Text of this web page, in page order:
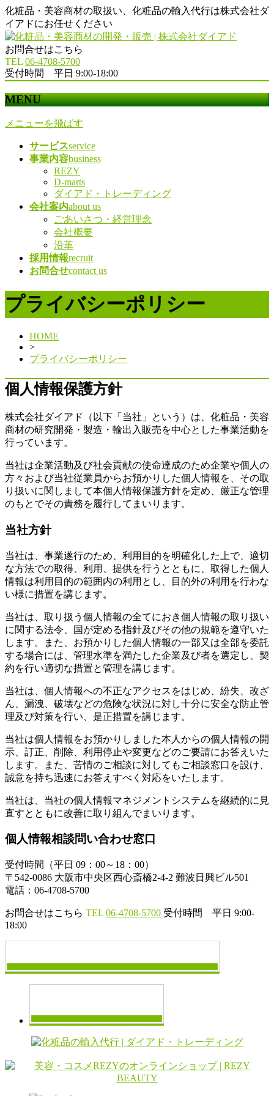
化粧品・美容商材の取扱い、化粧品の輸入代行は株式会社ダ
イアドにお任せください
お問合せはこちら
TEL 06-4708-5700
受付時間 平日 9:00-18:00
MENU
メニューを飛ばす
サービスservice
事業内容business
REZY
D-marts
ダイアド・トレーディング
会社案内about us
ごあいさつ・経営理念
会社概要
沿革
採用情報recruit
お問合せcontact us
プライバシーポリシー
HOME
>
プライバシーポリシー
個人情報保護方針
株式会社ダイアド（以下「当社」という）は、化粧品・美容
商材の研究開発・製造・輸出入販売を中心とした事業活動を
行っています。
当社は企業活動及び社会貢献の使命達成のため企業や個人の
方々および当社従業員からお預かりした個人情報を、その取
り扱いに関しまして本個人情報保護方針を定め、厳正な管理
のもとでその責務を履行してまいります。
当社方針
当社は、事業遂行のため、利用目的を明確化した上で、適切
な方法での取得、利用、提供を行うとともに、取得した個人
情報は利用目的の範囲内の利用とし、目的外の利用を行わな
い様に措置を講じます。
当社は、取り扱う個人情報の全てにおき個人情報の取り扱い
に関する法令、国が定める指針及びその他の規範を遵守いた
します。また、お預かりした個人情報の一部又は全部を委託
する場合には、管理水準を満たした企業及び者を選定し、契
約を行い適切な措置と管理を講じます。
当社は、個人情報への不正なアクセスをはじめ、紛失、改ざ
ん、漏洩、破壊などの危険な状況に対し十分に安全な防止管
理及び対策を行い、是正措置を講じます。
当社は個人情報をお預かりしました本人からの個人情報の開
示、訂正、削除、利用停止や変更などのご要請にお答えいた
します。また、苦情のご相談に対してもご相談窓口を設け、
誠意を持ち迅速にお答えすべく対応をいたします。
当社は、当社の個人情報マネジメントシステムを継続的に見
直すとともに改善に取り組んでまいります。
個人情報相談問い合わせ窓口
受付時間（平日 09：00～18：00）
〒542-0086 大阪市中央区西心斎橋2-4-2 難波日興ビル501
電話：06-4708-5700
お問合せはこちら TEL 06-4708-5700 受付時間 平日 9:00-
18:00